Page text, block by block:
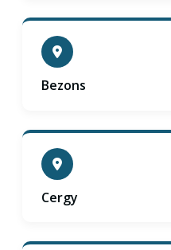
Bezons
Cergy